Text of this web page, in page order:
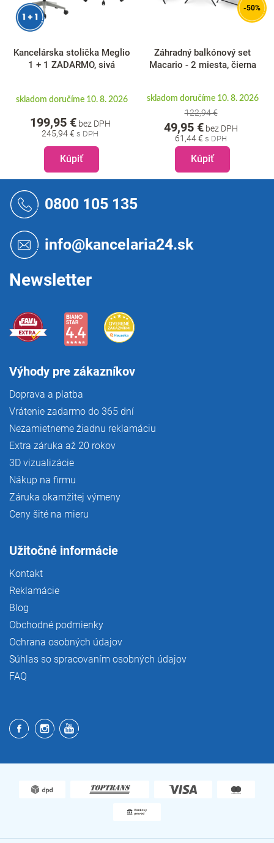
Kancelárska stolička Meglio
1 + 1 ZADARMO, sivá
skladom doručíme 10. 8. 2026
245,94 €
199,95 €bez DPH
Kúpiť
-50%
Záhradný balkónový set
Macario - 2 miesta, čierna
skladom doručíme 10. 8. 2026
122,94 €
61,44 €
49,95 € bez DPH
Kúpiť
0800 105 135
info@kancelaria24.sk
Newsletter
Výhody pre zákazníkov
Doprava a platba
Vrátenie zadarmo do 365 dní
Nezamietneme žiadnu reklamáciu
Extra záruka až 20 rokov
3D vizualizácie
Nákup na firmu
Záruka okamžitej výmeny
Ceny šité na mieru
Užitočné informácie
Kontakt
Reklamácie
Blog
Obchodné podmienky
Ochrana osobných údajov
Súhlas so spracovaním osobných údajov
FAQ